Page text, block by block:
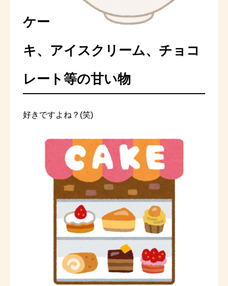
ケー
キ、アイスクリーム、チョコ
レート等の甘い物
好きですよね？(笑)